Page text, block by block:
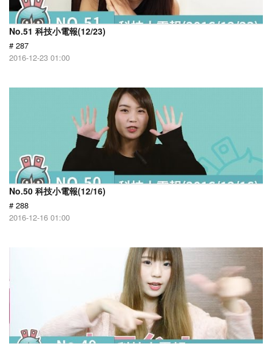
No.51 科技小電報(12/23)
# 287
2016-12-23 01:00
No.50 科技小電報(12/16)
# 288
2016-12-16 01:00